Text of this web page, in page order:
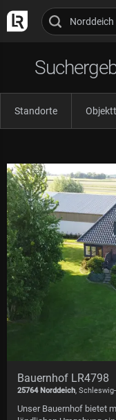
Standorte
Bauernhof LR4798
25764 Norddeich,
Unser Bauernhof bietet